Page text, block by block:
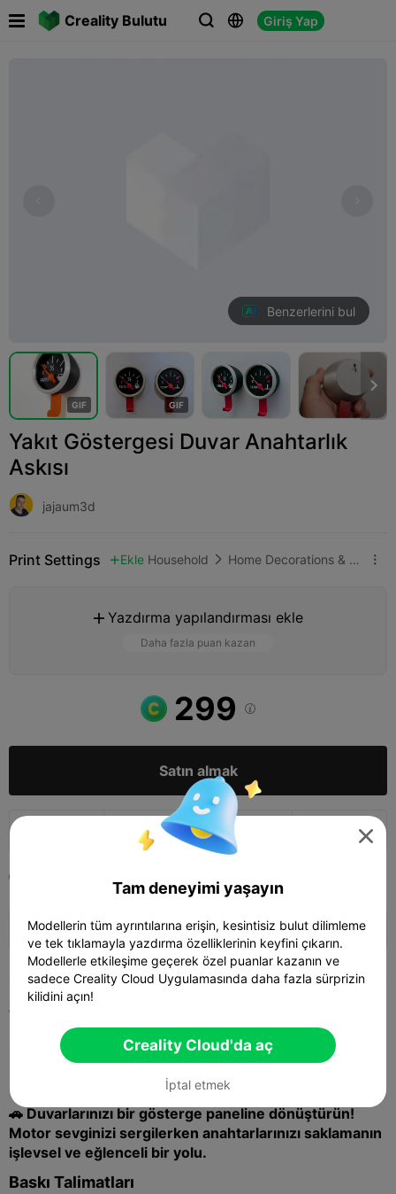
Creality Bulutu   Giriş Yap
Benzerlerini bul
GIF GIF

Yakıt Göstergesi Duvar Anahtarlık
Askısı
jajaum3d
Print Settings  Ekle Household  Home Decorations & Ornaments 
 Yazdırma yapılandırması ekle
Daha fazla puan kazan
299 
Satın almak
385

🚀 SPARKX i7 Series — Now Only $229
(26% OFF) >> Shop Now
sale 
Tanım
Bunları da
beğenebilirsiniz: Hız ve RPM
🚗 Duvarlarınızı bir gösterge paneline dönüştürün!
Motor sevginizi sergilerken anahtarlarınızı saklamanın
işlevsel ve eğlenceli bir yolu.
Baskı Talimatları

Tam deneyimi yaşayın
Modellerin tüm ayrıntılarına erişin, kesintisiz bulut dilimleme
ve tek tıklamayla yazdırma özelliklerinin keyfini çıkarın.
Modellerle etkileşime geçerek özel puanlar kazanın ve
sadece Creality Cloud Uygulamasında daha fazla sürprizin
kilidini açın!
Creality Cloud'da aç
İptal etmek